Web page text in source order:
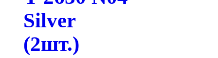
Silver
(2шт.)